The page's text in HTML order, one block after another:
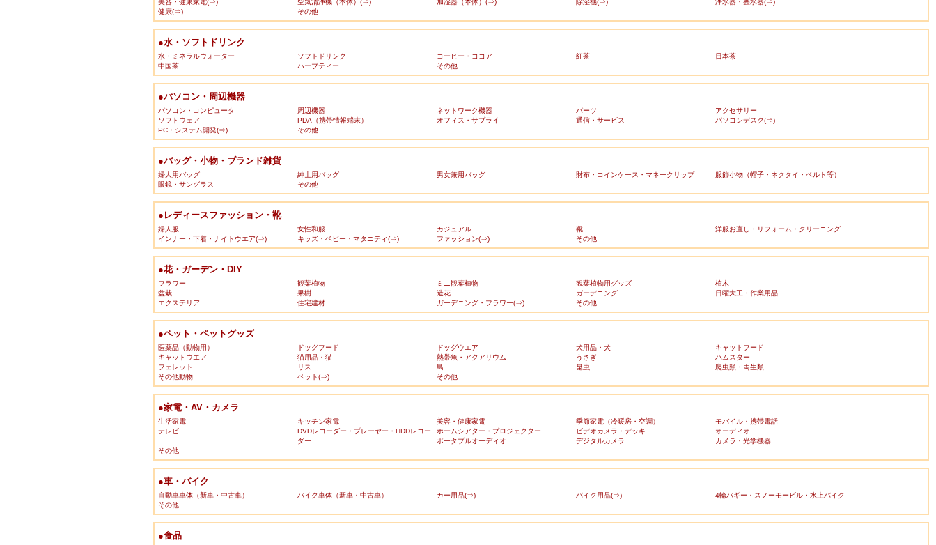
美容・健康家電(⇒)
空気清浄機（本体）(⇒) 加湿器（本体）(⇒) 除湿機(⇒)
浄水器・整水器(⇒)
健康(⇒)
その他
●水・ソフトドリンク
水・ミネラルウォーター ソフトドリンク コーヒー・ココア 紅茶
日本茶
中国茶
ハーブティー その他
●パソコン・周辺機器
パソコン・コンピュータ 周辺機器 ネットワーク機器 パーツ
アクセサリー
ソフトウェア
PDA（携帯情報端末） オフィス・サプライ 通信・サービス
パソコンデスク(⇒)
PC・システム開発(⇒)
その他
●バッグ・小物・ブランド雑貨
婦人用バッグ 紳士用バッグ 男女兼用バッグ 財布・コインケース・マネークリップ
服飾小物（帽子・ネクタイ・ベルト等）
眼鏡・サングラス
その他
●レディースファッション・靴
婦人服 女性和服 カジュアル 靴
洋服お直し・リフォーム・クリーニング
インナー・下着・ナイトウエア(⇒)
キッズ・ベビー・マタニティ(⇒) ファッション(⇒) その他
●花・ガーデン・DIY
フラワー 観葉植物 ミニ観葉植物 観葉植物用グッズ
植木
盆栽
果樹 造花 ガーデニング
日曜大工・作業用品
エクステリア
住宅建材 ガーデニング・フラワー(⇒) その他
●ペット・ペットグッズ
医薬品（動物用） ドッグフード ドッグウエア 犬用品・犬
キャットフード
キャットウエア
猫用品・猫 熱帯魚・アクアリウム うさぎ
ハムスター
フェレット
リス 鳥 昆虫
爬虫類・両生類
その他動物
ペット(⇒) その他
●家電・AV・カメラ
生活家電 キッチン家電 美容・健康家電 季節家電（冷暖房・空調）
モバイル・携帯電話
テレビ
DVDレコーダー・プレーヤー・HDDレコー
ダー
ホームシアター・プロジェクター ビデオカメラ・デッキ
オーディオ
ポータブルオーディオ
デジタルカメラ
カメラ・光学機器
その他
●車・バイク
自動車車体（新車・中古車） バイク車体（新車・中古車） カー用品(⇒) バイク用品(⇒)
4輪バギー・スノーモービル・水上バイク
その他
●食品